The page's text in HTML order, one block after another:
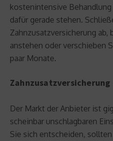
kostenintensive
dafür gerade stehen.
Zahnzusatzversicherung
anstehen oder verschieben
paar Monate.
Der Markt der Anbieter ist
scheinbar unschlagbaren
Sie sich entscheiden,